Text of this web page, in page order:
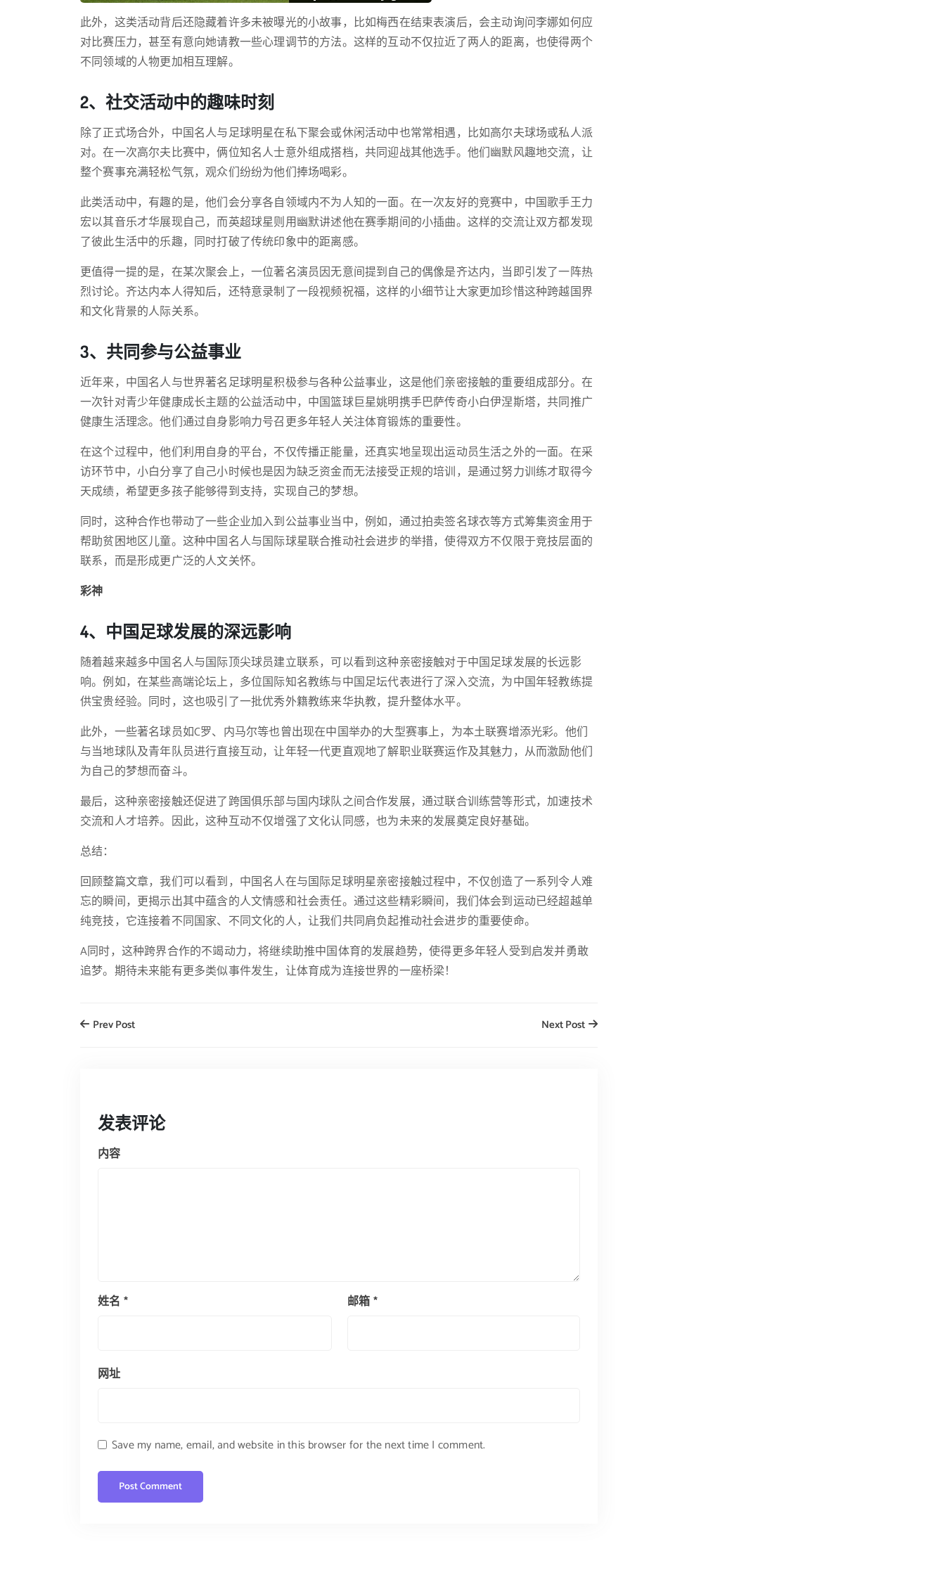
此外，这类活动背后还隐藏着许多未被曝光的小故事，比如梅西在结束表演后，会主动询问李娜如何应
对比赛压力，甚至有意向她请教一些心理调节的方法。这样的互动不仅拉近了两人的距离，也使得两个
不同领域的人物更加相互理解。
2、社交活动中的趣味时刻
除了正式场合外，中国名人与足球明星在私下聚会或休闲活动中也常常相遇，比如高尔夫球场或私人派
对。在一次高尔夫比赛中，俩位知名人士意外组成搭档，共同迎战其他选手。他们幽默风趣地交流，让
整个赛事充满轻松气氛，观众们纷纷为他们捧场喝彩。
此类活动中，有趣的是，他们会分享各自领域内不为人知的一面。在一次友好的竞赛中，中国歌手王力
宏以其音乐才华展现自己，而英超球星则用幽默讲述他在赛季期间的小插曲。这样的交流让双方都发现
了彼此生活中的乐趣，同时打破了传统印象中的距离感。
更值得一提的是，在某次聚会上，一位著名演员因无意间提到自己的偶像是齐达内，当即引发了一阵热
烈讨论。齐达内本人得知后，还特意录制了一段视频祝福，这样的小细节让大家更加珍惜这种跨越国界
和文化背景的人际关系。
3、共同参与公益事业
近年来，中国名人与世界著名足球明星积极参与各种公益事业，这是他们亲密接触的重要组成部分。在
一次针对青少年健康成长主题的公益活动中，中国篮球巨星姚明携手巴萨传奇小白伊涅斯塔，共同推广
健康生活理念。他们通过自身影响力号召更多年轻人关注体育锻炼的重要性。
在这个过程中，他们利用自身的平台，不仅传播正能量，还真实地呈现出运动员生活之外的一面。在采
访环节中，小白分享了自己小时候也是因为缺乏资金而无法接受正规的培训，是通过努力训练才取得今
天成绩，希望更多孩子能够得到支持，实现自己的梦想。
同时，这种合作也带动了一些企业加入到公益事业当中，例如，通过拍卖签名球衣等方式筹集资金用于
帮助贫困地区儿童。这种中国名人与国际球星联合推动社会进步的举措，使得双方不仅限于竞技层面的
联系，而是形成更广泛的人文关怀。
彩神
4、中国足球发展的深远影响
随着越来越多中国名人与国际顶尖球员建立联系，可以看到这种亲密接触对于中国足球发展的长远影
响。例如，在某些高端论坛上，多位国际知名教练与中国足坛代表进行了深入交流，为中国年轻教练提
供宝贵经验。同时，这也吸引了一批优秀外籍教练来华执教，提升整体水平。
此外，一些著名球员如C罗、内马尔等也曾出现在中国举办的大型赛事上，为本土联赛增添光彩。他们
与当地球队及青年队员进行直接互动，让年轻一代更直观地了解职业联赛运作及其魅力，从而激励他们
为自己的梦想而奋斗。
最后，这种亲密接触还促进了跨国俱乐部与国内球队之间合作发展，通过联合训练营等形式，加速技术
交流和人才培养。因此，这种互动不仅增强了文化认同感，也为未来的发展奠定良好基础。
总结：
回顾整篇文章，我们可以看到，中国名人在与国际足球明星亲密接触过程中，不仅创造了一系列令人难
忘的瞬间，更揭示出其中蕴含的人文情感和社会责任。通过这些精彩瞬间，我们体会到运动已经超越单
纯竞技，它连接着不同国家、不同文化的人，让我们共同肩负起推动社会进步的重要使命。
A同时，这种跨界合作的不竭动力，将继续助推中国体育的发展趋势，使得更多年轻人受到启发并勇敢
追梦。期待未来能有更多类似事件发生，让体育成为连接世界的一座桥梁！
Prev Post Next Post
发表评论
内容
姓名 * 邮箱*
网址
Save my name, email, and website in this browser for the next time I comment.